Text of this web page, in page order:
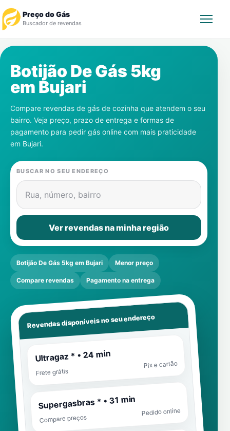
Preço do Gás
Buscador de revendas
Revendedor
Notícias
Cadastre-se
Gás
Contatos
Botijão De Gás 5kg
em Bujari
Compare revendas de gás de cozinha que atendem o seu
bairro. Veja preço, prazo de entrega e formas de
pagamento para pedir gás online com mais praticidade
em Bujari.
BUSCAR NO SEU ENDEREÇO
Rua, número, bairro
Ver revendas na minha região
Botijão De Gás 5kg em Bujari Menor preço
Compare revendas Pagamento na entrega
Revendas disponíveis no seu endereço
Ultragaz * • 24 min
Frete grátis
Pix e cartão
Supergasbras * • 31 min
Compare preços
Pedido online